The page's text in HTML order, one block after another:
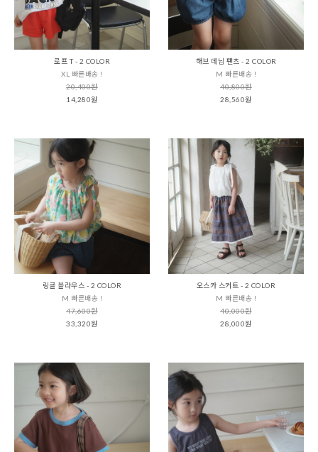
로프 T - 2 COLOR
XL 빠른배송 !
20,400원
14,280원
해브 데님 팬츠 - 2 COLOR
M 빠른배송 !
40,800원
28,560원
링클 블라우스 - 2 COLOR
M 빠른배송 !
47,600원
33,320원
오스카 스커트 - 2 COLOR
M 빠른배송 !
40,000원
28,000원